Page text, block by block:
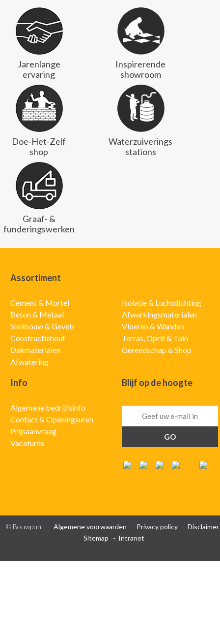
Jarenlange
ervaring
Inspirerende
showroom
Doe-Het-Zelf
shop
Waterzuiverings
stations
Graaf- &
funderingswerken
Assortiment
Cement & Mortel
Beton & Metaal
Snelbouw & Gevels
Constructiehout
Dakmaterialen
Afwatering
Isolatie & Luchtdichting
Afwerkingsmaterialen
Vloeren & Wanden
Terras, Oprit & Tuin
Gereedschap & Shop
Info
Algemene bedrijfsinfo
Contact & Openingsuren
Prijsaanvraag
Vacatures
Blijf op de hoogte
© Bouwpunt Algemene voorwaarden Privacy policy
Disclaimer
Sitemap
Intranet